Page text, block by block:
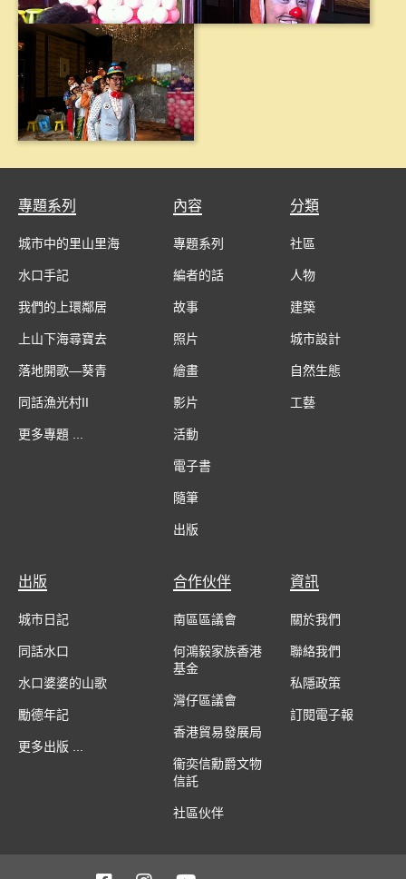
專題系列
城市中的里山里海
水口手記
我們的上環鄰居
上山下海尋寶去
落地開歌—葵青
同話漁光村II
更多專題 ...
內容
專題系列
編者的話
故事
照片
繪畫
影片
活動
電子書
隨筆
出版
分類
社區
人物
建築
城市設計
自然生態
工藝
出版
城市日記
同話水口
水口婆婆的山歌
勵德年記
更多出版 ...
合作伙伴
南區區議會
何鴻毅家族香港
基金
灣仔區議會
香港貿易發展局
衞奕信勳爵文物
信託
社區伙伴
資訊
關於我們
聯絡我們
私隱政策
訂閱電子報